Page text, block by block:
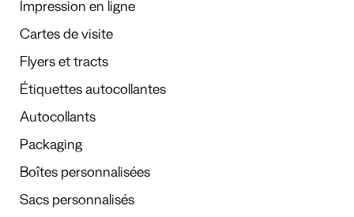
Impression en ligne
Cartes de visite
Flyers et tracts
Étiquettes autocollantes
Autocollants
Packaging
Boîtes personnalisées
Sacs personnalisés